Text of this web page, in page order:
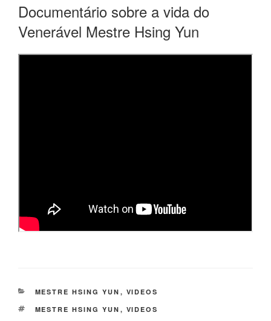
Documentário sobre a vida do
Venerável Mestre Hsing Yun
MESTRE HSING YUN , VIDEOS
MESTRE HSING YUN , VIDEOS